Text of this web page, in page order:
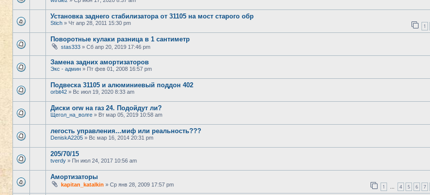
Установка заднего стабилизатора от 31105 на мост старого обр
Stich » Чт апр 28, 2011 15:30 pm 1
Поворотные кулаки разница в 1 сантиметр
stas333 » Сб апр 20, 2019 17:46 pm
Замена задних амортизаторов
Экс - админ » Пт фев 01, 2008 16:57 pm
Подвеска 31105 и алюминиевый поддон 402
orbit42 » Вс июл 19, 2020 8:33 am
Диски orw на газ 24. Подойдут ли?
Щегол_на_волге » Вт мар 05, 2019 10:58 am
легость управления...миф или реальность???
DeniskA2205 » Вс мар 16, 2014 20:31 pm
205/70/15
tverdy » Пн июл 24, 2017 10:56 am
Амортизаторы
kapitan_katalkin » Ср янв 28, 2009 17:57 pm 1 … 4 5 6 7